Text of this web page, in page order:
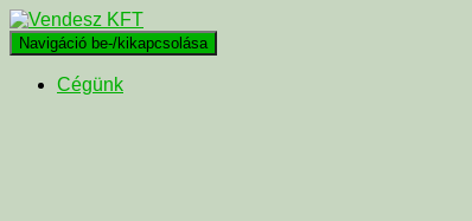
Navigáció be-/kikapcsolása
Cégünk